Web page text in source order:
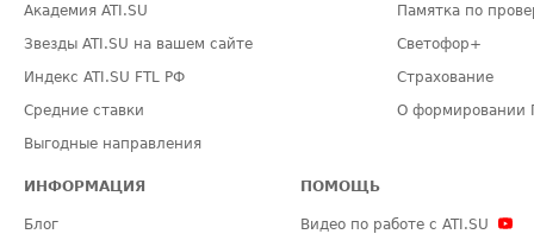
Академия ATI.SU
Звезды ATI.SU на вашем сайте
Индекс ATI.SU FTL РФ
Средние ставки
Выгодные направления
Памятка по
Светофор+
Страхование
О формировании
ИНФОРМАЦИЯ
Блог
ПОМОЩЬ
Видео по работе с ATI.SU